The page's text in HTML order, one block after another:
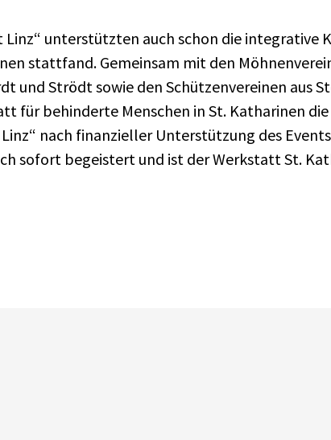
Linz“ unterstützten auch schon die integrative
stattfand. Gemeinsam mit den
und Strödt sowie den Schützenvereinen aus
für behinderte Menschen in St. Katharinen die
nach finanzieller Unterstützung des
sofort begeistert und ist der Werkstatt St.